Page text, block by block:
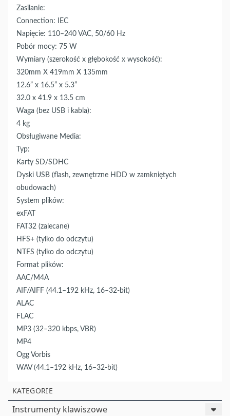
KATEGORIE
Instrumenty klawiszowe
Zasilanie:
Connection: IEC
Napięcie: 110–240 VAC, 50/60 Hz
Pobór mocy: 75 W
Wymiary (szerokość x głębokość x wysokość):
320mm X 419mm X 135mm
12.6” x 16.5” x 5.3”
32.0 x 41.9 x 13.5 cm
Waga (bez USB i kabla):
4 kg
Obsługiwane Media:
Typ:
Karty SD/SDHC
Dyski USB (flash, zewnętrzne HDD w zamkniętych
obudowach)
System plików:
exFAT
FAT32 (zalecane)
HFS+ (tylko do odczytu)
NTFS (tylko do odczytu)
Format plików:
AAC/M4A
AIF/AIFF (44.1–192 kHz, 16–32-bit)
ALAC
FLAC
MP3 (32–320 kbps, VBR)
MP4
Ogg Vorbis
WAV (44.1–192 kHz, 16–32-bit)